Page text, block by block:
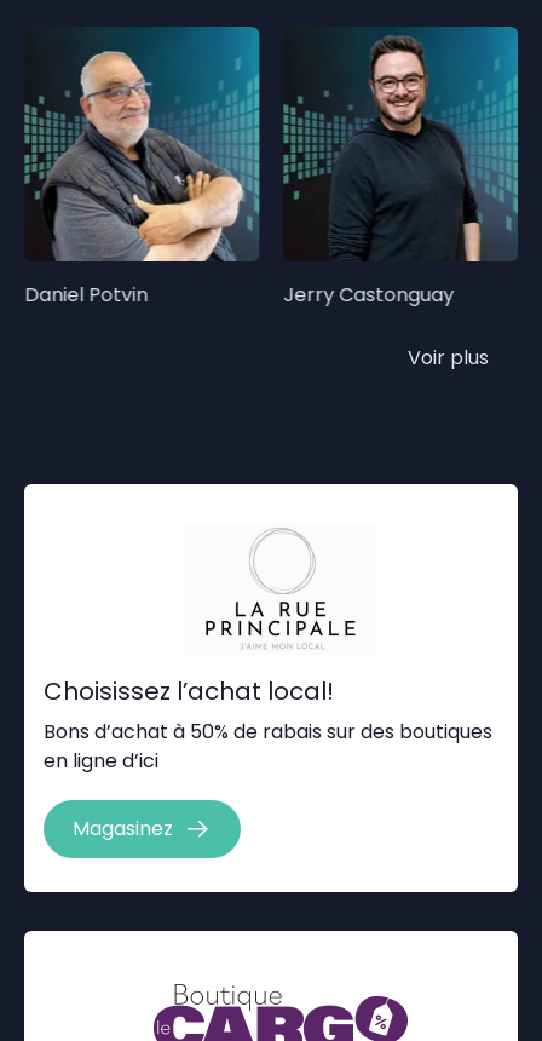
Daniel Potvin Jerry Castonguay
Voir plus
Choisissez l’achat local!
Bons d’achat à 50% de rabais sur des boutiques
en ligne d’ici
Magasinez